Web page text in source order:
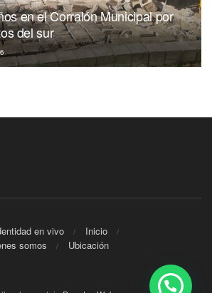
en el Corralón Municipal por
del sur
en vivo
Inicio
somos Ubicación